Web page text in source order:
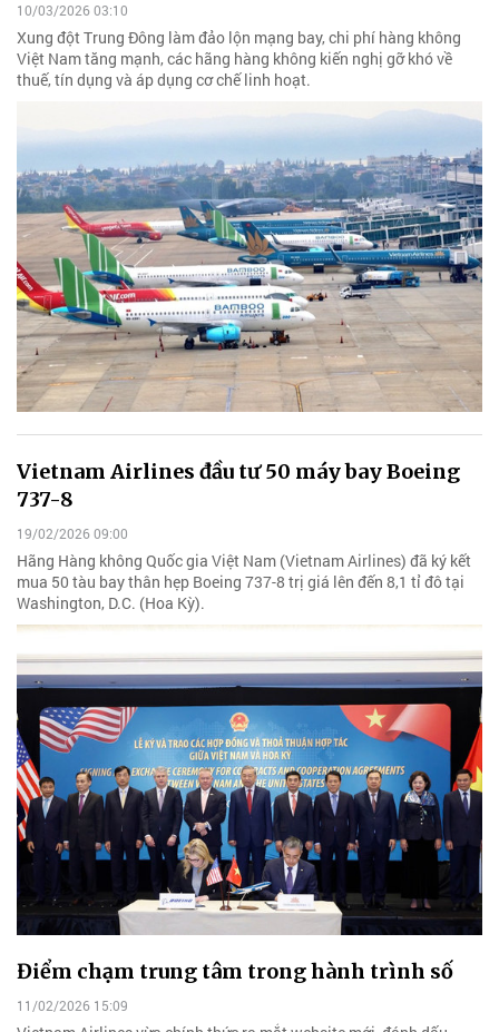
10/03/2026 03:10
Xung đột Trung Đông làm đảo lộn mạng bay, chi phí hàng không
Việt Nam tăng mạnh, các hãng hàng không kiến nghị gỡ khó về
thuế, tín dụng và áp dụng cơ chế linh hoạt.
Vietnam Airlines đầu tư 50 máy bay Boeing
737-8
19/02/2026 09:00
Hãng Hàng không Quốc gia Việt Nam (Vietnam Airlines) đã ký kết
mua 50 tàu bay thân hẹp Boeing 737-8 trị giá lên đến 8,1 tỉ đô tại
Washington, D.C. (Hoa Kỳ).
Điểm chạm trung tâm trong hành trình số
11/02/2026 15:09